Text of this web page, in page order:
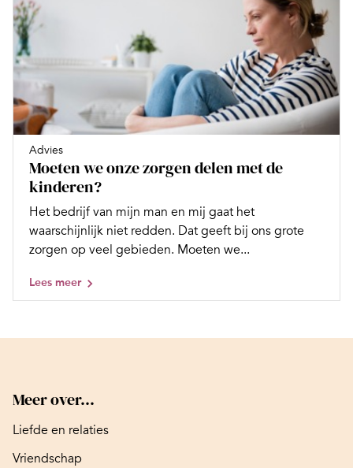
Advies
Moeten we onze zorgen delen met de
kinderen?
Het bedrijf van mijn man en mij gaat het
waarschijnlijk niet redden. Dat geeft bij ons grote
zorgen op veel gebieden. Moeten we...
Lees meer
Meer over...
Liefde en relaties
Vriendschap